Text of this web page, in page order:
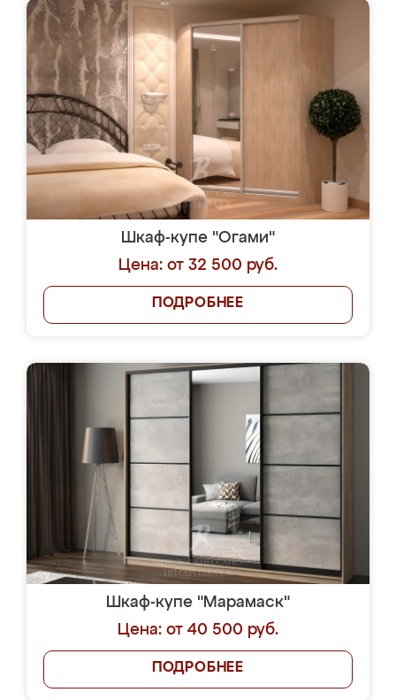
Шкаф-купе "Огами"
Цена: от 32 500 руб.
ПОДРОБНЕЕ
Шкаф-купе "Марамаск"
Цена: от 40 500 руб.
ПОДРОБНЕЕ